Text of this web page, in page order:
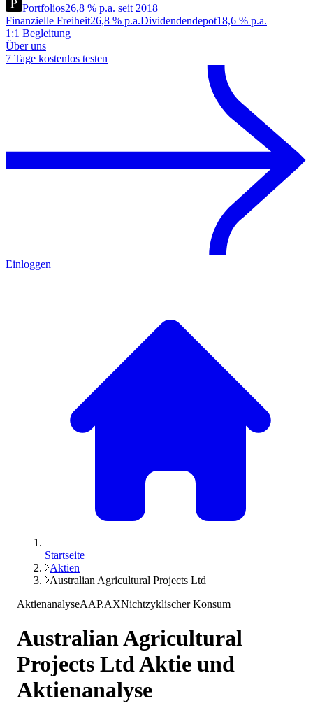
Portfolios26,8 % p.a. seit 2018
Finanzielle Freiheit26,8 % p.a.Dividendendepot18,6 % p.a.
1:1 Begleitung
Über uns
7 Tage kostenlos testen
Einloggen
Startseite
Aktien
Australian Agricultural Projects Ltd
AktienanalyseAAP.AXNichtzyklischer Konsum
Australian Agricultural
Projects LtdAktie und
Aktienanalyse